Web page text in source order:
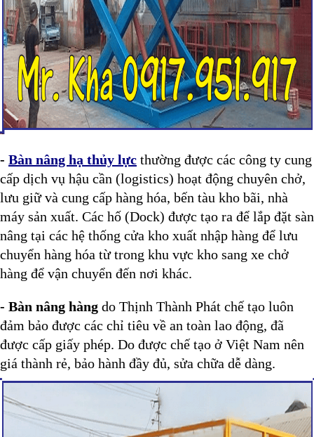
- Bàn nâng hạ thủy lực thường được các công ty cung
cấp dịch vụ hậu cần (logistics) hoạt động chuyên chở,
lưu giữ và cung cấp hàng hóa, bến tàu kho bãi, nhà
máy sản xuất. Các hố (Dock) được tạo ra để lắp đặt sàn
nâng tại các hệ thống cửa kho xuất nhập hàng để lưu
chuyển hàng hóa từ trong khu vực kho sang xe chở
hàng để vận chuyển đến nơi khác.
- Bàn nâng hàng do Thịnh Thành Phát chế tạo luôn
đảm bảo được các chỉ tiêu về an toàn lao động, đã
được cấp giấy phép. Do được chế tạo ở Việt Nam nên
giá thành rẻ, bảo hành đầy đủ, sửa chữa dễ dàng.